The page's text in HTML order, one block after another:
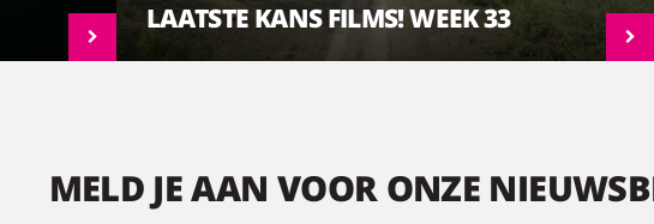
LAATSTE KANS FILMS! WEEK 33
MELD JE AAN VOOR ONZE